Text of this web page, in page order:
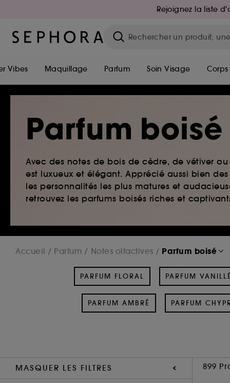
Rejoignez la liste
Vibes Maquillage Parfum Soin Visage Corps
Parfum boisé
Avec des notes de bois de cèdre, de vétiver
est luxueux et élégant. Apprécié aussi bien
les personnalités les plus matures et
retrouvez les parfums boisés riches et
Accueil Parfum Notes olfactives Parfum boisé
PARFUM FLORAL PARFUM VANILLÉ
PARFUM AMBRÉ PARFUM
MASQUER LES FILTRES 899